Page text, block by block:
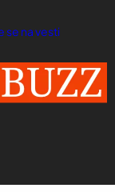
se na vesti